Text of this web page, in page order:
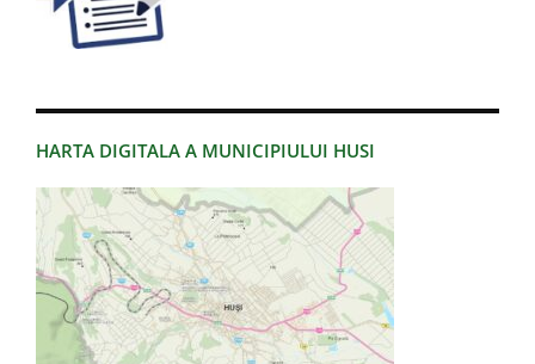
HARTA DIGITALA A MUNICIPIULUI HUSI